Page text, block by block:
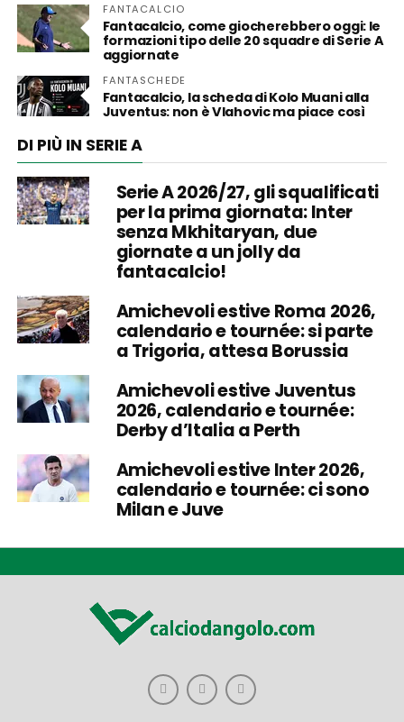
FANTACALCIO
Fantacalcio, come giocherebbero oggi: le
formazioni tipo delle 20 squadre di Serie A
aggiornate
FANTASCHEDE
Fantacalcio, la scheda di Kolo Muani alla
Juventus: non è Vlahovic ma piace così
DI PIÙ IN SERIE A
Serie A 2026/27, gli squalificati
per la prima giornata: Inter
senza Mkhitaryan, due
giornate a un jolly da
fantacalcio!
Amichevoli estive Roma 2026,
calendario e tournée: si parte
a Trigoria, attesa Borussia
Amichevoli estive Juventus
2026, calendario e tournée:
Derby d’Italia a Perth
Amichevoli estive Inter 2026,
calendario e tournée: ci sono
Milan e Juve